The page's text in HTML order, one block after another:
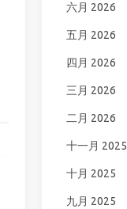
六月 2026
五月 2026
四月 2026
三月 2026
二月 2026
十一月 2025
十月 2025
九月 2025